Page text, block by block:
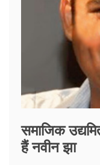
समाजिक
हैं नवीन झा